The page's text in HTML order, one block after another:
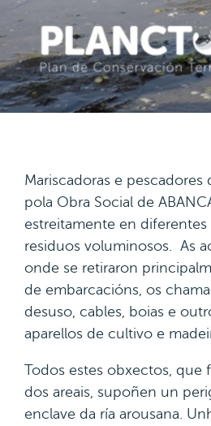
Mariscadoras e
pola Obra Social de
estreitamente en diferentes
residuos voluminosos. As
onde se retiraron
de embarcacións, os
desuso, cables, boias e
aparellos de cultivo e
Todos estes obxectos, que
dos areais, supoñen un
enclave da ría arousana.